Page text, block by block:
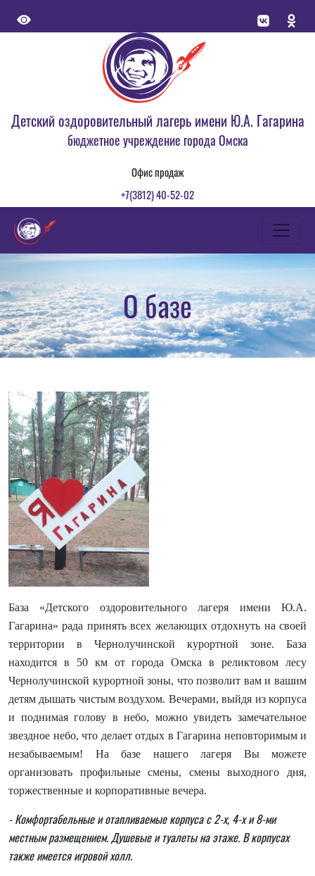
Детский оздоровительный лагерь имени Ю.А. Гагарина
бюджетное учреждение города Омска
Офис продаж
+7(3812) 40-52-02
О базе
База «Детского оздоровительного лагеря имени Ю.А.
Гагарина» рада принять всех желающих отдохнуть на своей
территории в Чернолучинской курортной зоне. База
находится в 50 км от города Омска в реликтовом лесу
Чернолучинской курортной зоны, что позволит вам и вашим
детям дышать чистым воздухом. Вечерами, выйдя из корпуса
и поднимая голову в небо, можно увидеть замечательное
звездное небо, что делает отдых в Гагарина неповторимым и
незабываемым! На базе нашего лагеря Вы можете
организовать профильные смены, смены выходного дня,
торжественные и корпоративные вечера.
- Комфортабельные и отапливаемые корпуса с 2-х, 4-х и 8-ми
местным размещением. Душевые и туалеты на этаже. В корпусах
также имеется игровой холл.